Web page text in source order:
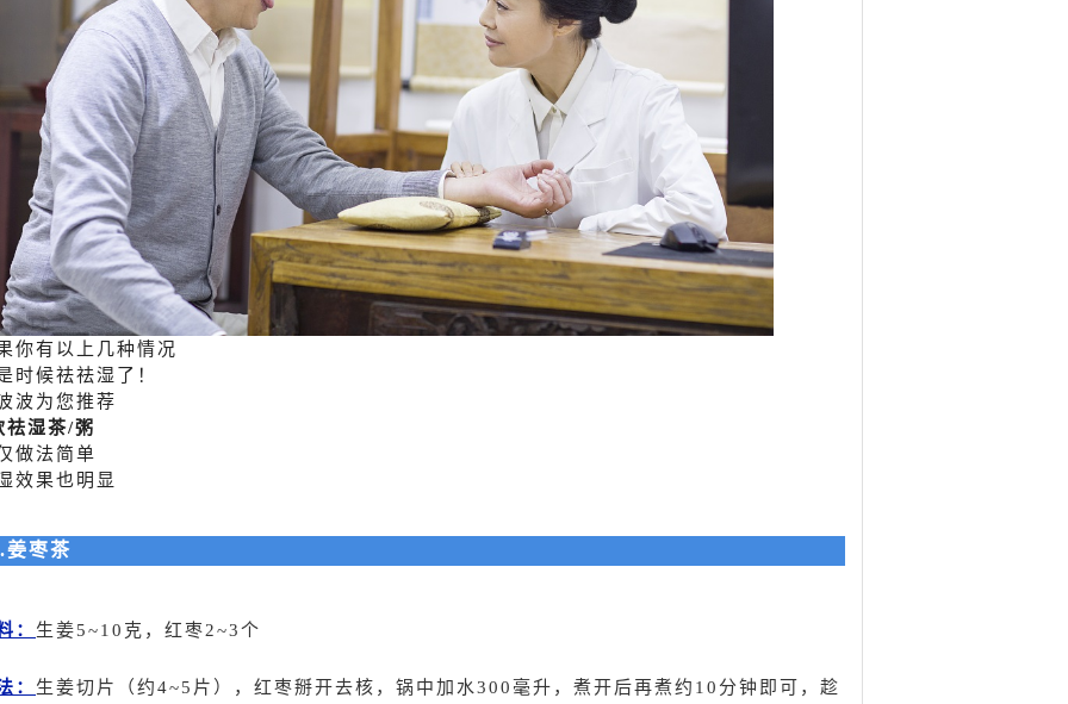
你有以上几种情况
时候祛祛湿了！
波为您推荐
祛湿茶/粥
做法简单
效果也明显
姜枣茶
： 生姜5~10克，红枣2~3个
： 生姜切片（约4~5片），红枣掰开去核，锅中加水300毫升，煮开后再煮约10分钟即可，趁